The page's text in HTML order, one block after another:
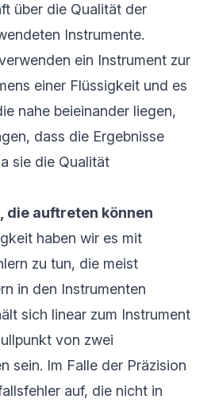
über die Qualität der
Instrumente.
ein Instrument zur
einer Flüssigkeit und es
nahe beieinander liegen,
dass die Ergebnisse
sie die Qualität
die auftreten können
haben wir es mit
zu tun, die meist
in den Instrumenten
sich linear zum Instrument
von zwei
sein. Im Falle der Präzision
auf, die nicht in